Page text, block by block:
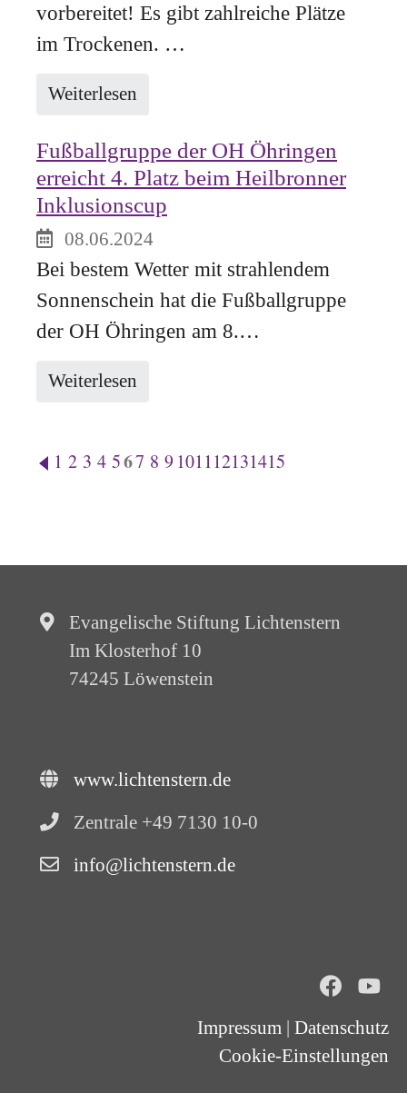
vorbereitet! Es gibt zahlreiche Plätze
im Trockenen. …
Weiterlesen
Fußballgruppe der OH Öhringen
erreicht 4. Platz beim Heilbronner
Inklusionscup
08.06.2024
Bei bestem Wetter mit strahlendem
Sonnenschein hat die Fußballgruppe
der OH Öhringen am 8.…
Weiterlesen
1 2 3 4 567 8 9101112131415
Evangelische Stiftung Lichtenstern
Im Klosterhof 10
74245 Löwenstein
www.lichtenstern.de
Zentrale +49 7130 10-0
info@lichtenstern.de
Impressum
Datenschutz
Cookie-Einstellungen